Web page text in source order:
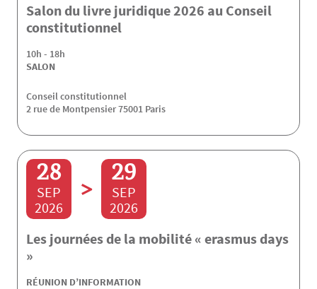
Salon du livre juridique 2026 au Conseil
constitutionnel
10h - 18h
SALON
Conseil constitutionnel
2 rue de Montpensier 75001 Paris
28
SEP
2026
> 29
SEP
2026
Les journées de la mobilité « erasmus days
»
RÉUNION D’INFORMATION